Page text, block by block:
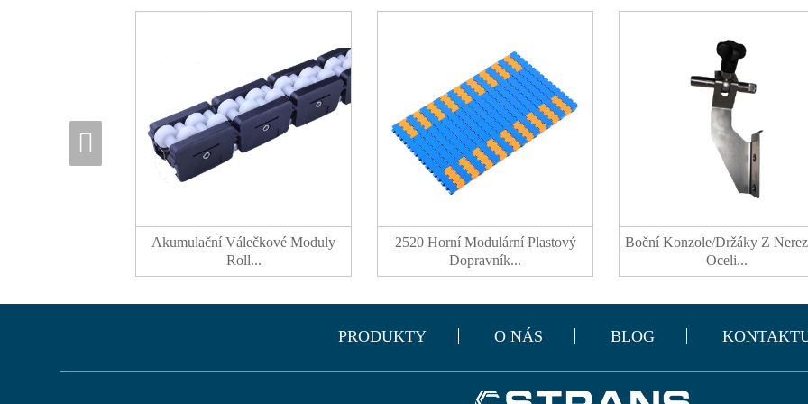
Akumulační Válečkové Moduly
Roll...
2520 Horní Modulární Plastový
Dopravník...
Boční Konzole/držáky Z
Oceli...
PRODUKTY O NÁS BLOG